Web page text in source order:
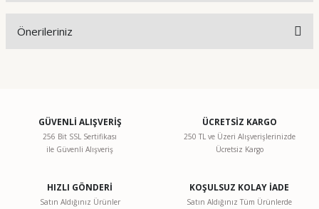
Önerileriniz
Görüş ve önerileriniz için teşekkür ederiz.
Ürün resmi kalitesiz, bozuk veya görüntülenemiyor.
Ürün bilgilerinde hatalar bulunuyor.
GÜVENLİ ALIŞVERİŞ
256 Bit SSL Sertifikası
ile Güvenli Alışveriş
ÜCRETSİZ KARGO
250 TL ve Üzeri Alışverişlerinizde
Ücretsiz Kargo
HIZLI GÖNDERİ
Satın Aldığınız Ürünler
KOŞULSUZ KOLAY İADE
Satın Aldığınız Tüm Ürünlerde